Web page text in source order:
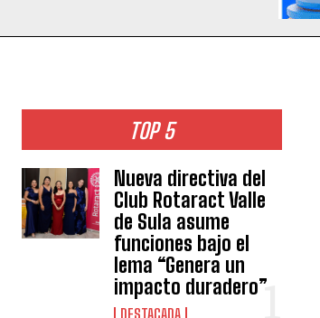
TOP 5
Nueva directiva del
Club Rotaract Valle
de Sula asume
funciones bajo el
lema “Genera un
impacto duradero”
DESTACADA